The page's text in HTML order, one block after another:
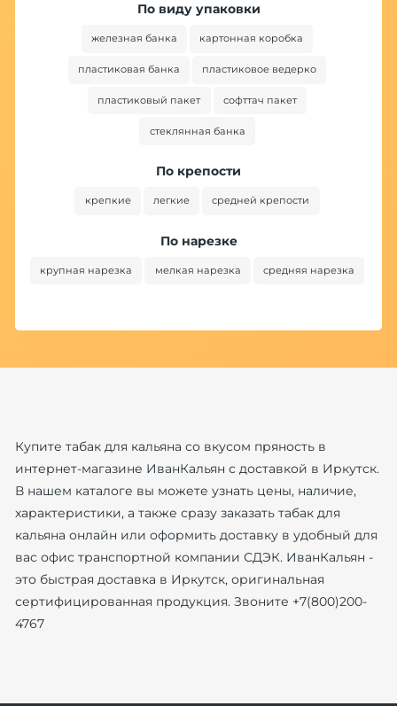
По виду упаковки
железная банка картонная коробка
пластиковая банка пластиковое ведерко
пластиковый пакет софттач пакет
стеклянная банка
По крепости
крепкие легкие средней крепости
По нарезке
крупная нарезка мелкая нарезка средняя нарезка
Купите табак для кальяна со вкусом пряность в
интернет-магазине ИванКальян с доставкой в Иркутск.
В нашем каталоге вы можете узнать цены, наличие,
характеристики, а также сразу заказать табак для
кальяна онлайн или оформить доставку в удобный для
вас офис транспортной компании СДЭК. ИванКальян -
это быстрая доставка в Иркутск, оригинальная
сертифицированная продукция. Звоните +7(800)200-
4767